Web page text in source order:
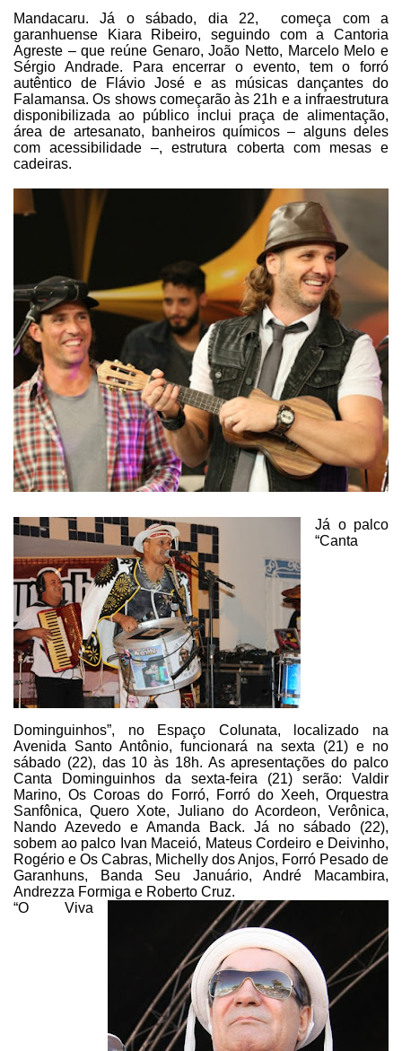
Mandacaru. Já o sábado, dia 22, começa com a
garanhuense Kiara Ribeiro, seguindo com a Cantoria
Agreste – que reúne Genaro, João Netto, Marcelo Melo e
Sérgio Andrade. Para encerrar o evento, tem o forró
autêntico de Flávio José e as músicas dançantes do
Falamansa. Os shows começarão às 21h e a infraestrutura
disponibilizada ao público inclui praça de alimentação,
área de artesanato, banheiros químicos – alguns deles
com acessibilidade –, estrutura coberta commesas e
cadeiras.
Já o palco
“Canta
Dominguinhos”, no Espaço Colunata, localizado na
Avenida Santo Antônio, funcionará na sexta (21) e no
sábado (22), das 10 às 18h. As apresentações do palco
Canta Dominguinhos da sexta-feira (21) serão: Valdir
Marino, Os Coroas do Forró, Forró do Xeeh, Orquestra
Sanfônica, Quero Xote, Juliano do Acordeon, Verônica,
Nando Azevedo e Amanda Back. Já no sábado (22),
sobem ao palco Ivan Maceió, Mateus Cordeiro e Deivinho,
Rogério e Os Cabras, Michelly dos Anjos, Forró Pesado de
Garanhuns, Banda Seu Januário, André Macambira,
Andrezza Formiga e Roberto Cruz.
“O Viva